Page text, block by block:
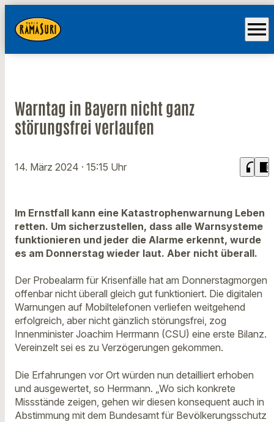
menu
Warntag in Bayern nicht ganz
störungsfrei verlaufen
14. März 2024 · 15:15 Uhr headphones chrome_reader_mode
Im Ernstfall kann eine Katastrophenwarnung Leben
retten. Um sicherzustellen, dass alle Warnsysteme
funktionieren und jeder die Alarme erkennt, wurde
es am Donnerstag wieder laut. Aber nicht überall.
Der Probealarm für Krisenfälle hat am Donnerstagmorgen
offenbar nicht überall gleich gut funktioniert. Die digitalen
Warnungen auf Mobiltelefonen verliefen weitgehend
erfolgreich, aber nicht gänzlich störungsfrei, zog
Innenminister Joachim Herrmann (CSU) eine erste Bilanz.
Vereinzelt sei es zu Verzögerungen gekommen.
Die Erfahrungen vor Ort würden nun detailliert erhoben
und ausgewertet, so Herrmann. „Wo sich konkrete
Missstände zeigen, gehen wir diesen konsequent auch in
Abstimmung mit dem Bundesamt für Bevölkerungsschutz